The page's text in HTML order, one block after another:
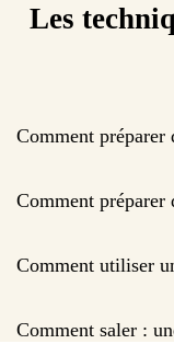
Les
Comment préparer
Comment préparer
Comment utiliser
Comment saler :